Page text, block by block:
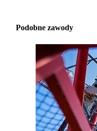
Podobne zawody